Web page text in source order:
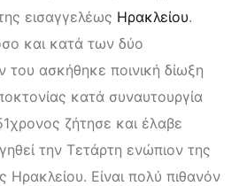
εισαγγελέως Ηρακλείου.
και κατά των δύο
ασκήθηκε ποινική δίωξη
κατά συναυτουργία
ζήτησε και έλαβε
την Τετάρτη ενώπιον της
Ηρακλείου. Είναι πολύ πιθανόν